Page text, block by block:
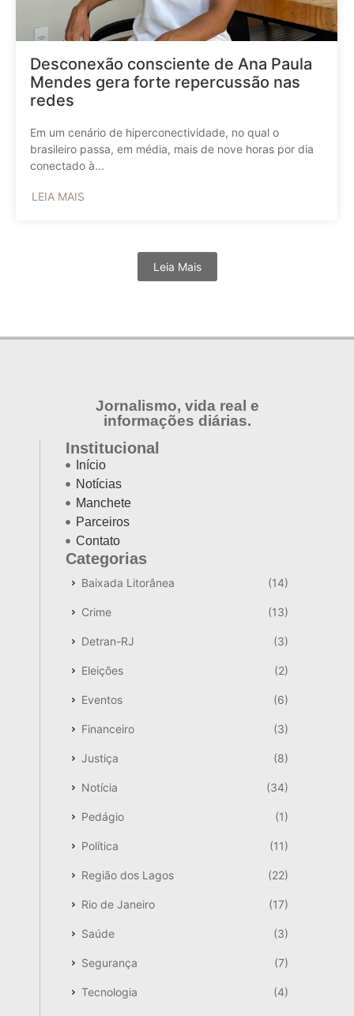
Desconexão consciente de Ana Paula
Mendes gera forte repercussão nas
redes
Em um cenário de hiperconectividade, no qual o
brasileiro passa, em média, mais de nove horas por dia
conectado à...
LEIA MAIS
Leia Mais
Jornalismo, vida real e
informações diárias.
Institucional
Início
Notícias
Manchete
Parceiros
Contato
Categorias
Baixada Litorânea (14)
Crime (13)
Detran-RJ (3)
Eleições (2)
Eventos (6)
Financeiro (3)
Justiça (8)
Notícia (34)
Pedágio (1)
Política (11)
Região dos Lagos (22)
Rio de Janeiro (17)
Saúde (3)
Segurança (7)
Tecnologia (4)